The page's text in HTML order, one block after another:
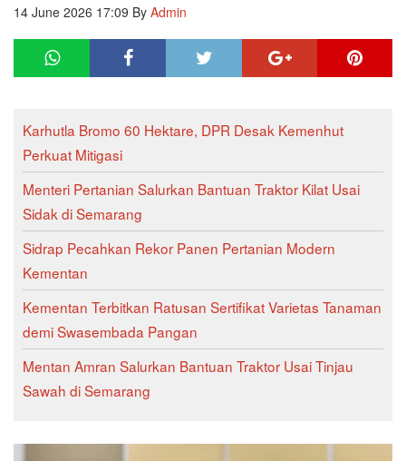
14 June 2026 17:09 By Admin
Karhutla Bromo 60 Hektare, DPR Desak Kemenhut
Perkuat Mitigasi
Menteri Pertanian Salurkan Bantuan Traktor Kilat Usai
Sidak di Semarang
Sidrap Pecahkan Rekor Panen Pertanian Modern
Kementan
Kementan Terbitkan Ratusan Sertifikat Varietas Tanaman
demi Swasembada Pangan
Mentan Amran Salurkan Bantuan Traktor Usai Tinjau
Sawah di Semarang